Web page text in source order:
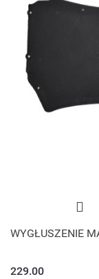
WYGŁUSZENIE
229.00